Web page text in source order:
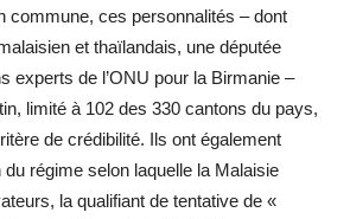
commune, ces personnalités – dont
et thaïlandais, une députée
experts de l’ONU pour la Birmanie –
limité à 102 des 330 cantons du pays,
de crédibilité. Ils ont également
du régime selon laquelle la Malaisie
la qualifiant de tentative de «